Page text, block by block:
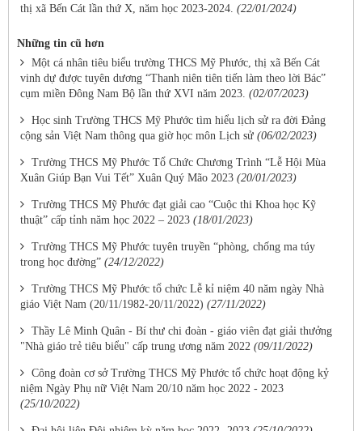
thị xã Bến Cát lần thứ X, năm học 2023-2024. (22/01/2024)
Những tin cũ hơn
Một cá nhân tiêu biểu trường THCS Mỹ Phước, thị xã Bến Cát
vinh dự được tuyên dương “Thanh niên tiên tiến làm theo lời Bác”
cụm miền Đông Nam Bộ lần thứ XVI năm 2023. (02/07/2023)
Học sinh Trường THCS Mỹ Phước tìm hiểu lịch sử ra đời Đảng
cộng sản Việt Nam thông qua giờ học môn Lịch sử (06/02/2023)
Trường THCS Mỹ Phước Tổ Chức Chương Trình “Lễ Hội Mùa
Xuân Giúp Bạn Vui Tết” Xuân Quý Mão 2023 (20/01/2023)
Trường THCS Mỹ Phước đạt giải cao “Cuộc thi Khoa học Kỹ
thuật” cấp tỉnh năm học 2022 – 2023 (18/01/2023)
Trường THCS Mỹ Phước tuyên truyền “phòng, chống ma túy
trong học đường” (24/12/2022)
Trường THCS Mỹ Phước tổ chức Lễ kỉ niệm 40 năm ngày Nhà
giáo Việt Nam (20/11/1982-20/11/2022) (27/11/2022)
Thầy Lê Minh Quân - Bí thư chi đoàn - giáo viên đạt giải thưởng
"Nhà giáo trẻ tiêu biểu" cấp trung ương năm 2022 (09/11/2022)
Công đoàn cơ sở Trường THCS Mỹ Phước tổ chức hoạt động kỷ
niệm Ngày Phụ nữ Việt Nam 20/10 năm học 2022 - 2023
(25/10/2022)